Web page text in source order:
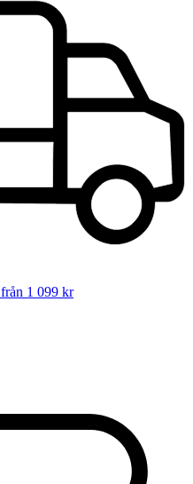
från 1 099 kr